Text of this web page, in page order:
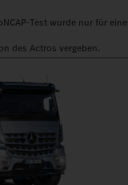
Test wurde nur für eine
des Actros vergeben.